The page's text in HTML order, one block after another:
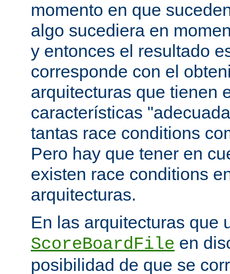
momento en que
algo sucediera en
y entonces el resultado
corresponde con el
arquitecturas que tienen
características
tantas race conditions
Pero hay que tener en
existen race conditions
arquitecturas.
En las arquitecturas que
ScoreBoardFile en
posibilidad de que se